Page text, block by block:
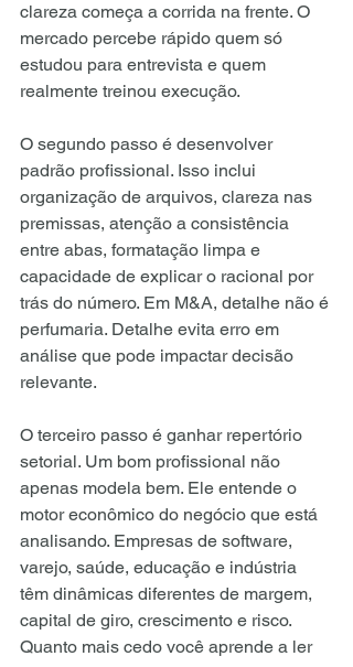
clareza começa a corrida na frente. O
mercado percebe rápido quem só
estudou para entrevista e quem
realmente treinou execução.
O segundo passo é desenvolver
padrão profissional. Isso inclui
organização de arquivos, clareza nas
premissas, atenção a consistência
entre abas, formatação limpa e
capacidade de explicar o racional por
trás do número. Em M&A, detalhe não é
perfumaria. Detalhe evita erro em
análise que pode impactar decisão
relevante.
O terceiro passo é ganhar repertório
setorial. Um bom profissional não
apenas modela bem. Ele entende o
motor econômico do negócio que está
analisando. Empresas de software,
varejo, saúde, educação e indústria
têm dinâmicas diferentes de margem,
capital de giro, crescimento e risco.
Quanto mais cedo você aprende a ler